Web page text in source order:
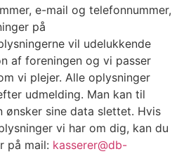
e-mail og telefonnummer,
på
vil udelukkende
af foreningen og vi passer
vi plejer. Alle oplysninger
udmelding. Man kan til
ønsker sine data slettet. Hvis
vi har om dig, kan du
på mail: kasserer@db-